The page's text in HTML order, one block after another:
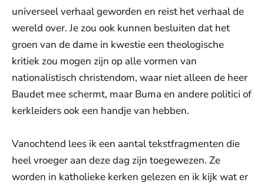
universeel verhaal geworden en reist het verhaal de
wereld over. Je zou ook kunnen besluiten dat het
groen van de dame in kwestie een theologische
kritiek zou mogen zijn op alle vormen van
nationalistisch christendom, waar niet alleen de heer
Baudet mee schermt, maar Buma en andere politici of
kerkleiders ook een handje van hebben.
Vanochtend lees ik een aantal tekstfragmenten die
heel vroeger aan deze dag zijn toegewezen. Ze
worden in katholieke kerken gelezen en ik kijk wat er